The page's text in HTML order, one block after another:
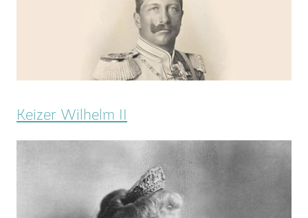
Keizer Wilhelm II